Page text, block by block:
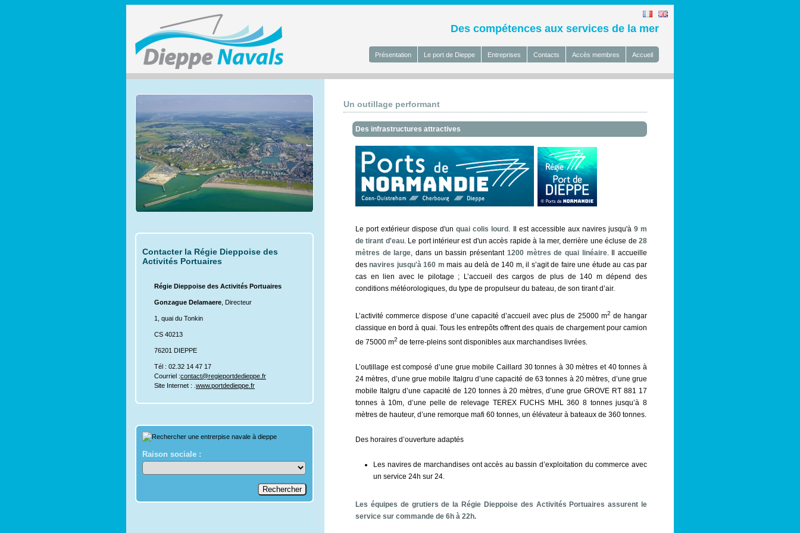
Des compétences aux services de la mer
Présentation Le port de Dieppe Entreprises Contacts Accès membres Accueil
Contacter la Régie Dieppoise des
Activités Portuaires
Régie Dieppoise des Activités Portuaires
Gonzague Delamaere , Directeur
1, quai du Tonkin
CS 40213
76201 DIEPPE
Tél : 02.32 14 47 17
Courriel :contact@regieportdedieppe.fr
Site Internet : . www.portdedieppe.fr
Raison sociale :
Un outillage performant
Des infrastructures attractives
Le port extérieur dispose d'unquai colis lourd . Il est accessible aux navires jusqu'à 9 m
de tirant d'eau. Le port intérieur est d'un accès rapide à la mer, derrière une écluse de28
mètres de large, dans un bassin présentant 1200 mètres de quai linéaire. Il accueille
desnavires jusqu'à 160 m mais au delà de 140 m, il s’agit de faire une étude au cas par
cas en lien avec le pilotage ; L’accueil des cargos de plus de 140 m dépend des
conditions météorologiques, du type de propulseur du bateau, de son tirant d’air.
L’activité commerce dispose d’une capacité d’accueil avec plus de 25000 m2 de hangar
classique en bord à quai. Tous les entrepôts offrent des quais de chargement pour camion
de 75000 m2 de terre-pleins sont disponibles aux marchandises livrées.
L’outillage est composé d’une grue mobile Caillard 30 tonnes à 30 mètres et 40 tonnes à
24 mètres, d’une grue mobile Italgru d’une capacité de 63 tonnes à 20 mètres, d’une grue
mobile Italgru d’une capacité de 120 tonnes à 20 mètres, d’une grue GROVE RT 881 17
tonnes à 10m, d’une pelle de relevage TEREX FUCHS MHL 360 8 tonnes jusqu’à 8
mètres de hauteur, d’une remorque mafi 60 tonnes, un élévateur à bateaux de 360 tonnes.
Des horaires d’ouverture adaptés
Les navires de marchandises ont accès au bassin d’exploitation du commerce avec
un service 24h sur 24.
Les équipes de grutiersde la Régie Dieppoise des Activités Portuaires assurent le
service sur commande de 6h à 22h.